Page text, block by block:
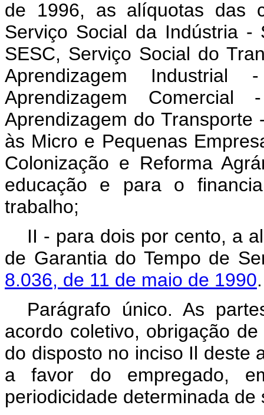
de 1996, as alíquotas das
Serviço Social da Indústria -
SESC, Serviço Social do
Aprendizagem
Aprendizagem
Aprendizagem do Transporte
às Micro e Pequenas
Colonização e Reforma
educação e para o
trabalho;
II - para dois por cento, a
de Garantia do Tempo de
8.036, de 11 de maio de 1990.
Parágrafo único. As
acordo coletivo, obrigação
do disposto no inciso Il deste
a favor do empregado,
periodicidade determinada de